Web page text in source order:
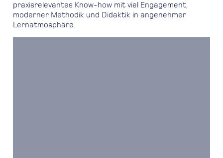
praxisrelevantes Know-how mit viel Engagement,
moderner Methodik und Didaktik in angenehmer
Lernatmosphäre.